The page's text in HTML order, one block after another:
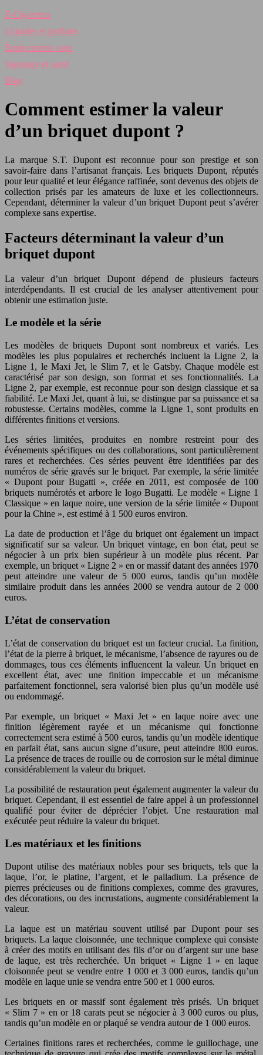
E-Cigarettes
Liquides et parfums
Équipements vape
Vapotage et santé
Blog
Comment estimer la valeur
d’un briquet dupont ?
La marque S.T. Dupont est reconnue pour son prestige et son
savoir-faire dans l’artisanat français. Les briquets Dupont, réputés
pour leur qualité et leur élégance raffinée, sont devenus des objets de
collection prisés par les amateurs de luxe et les collectionneurs.
Cependant, déterminer la valeur d’un briquet Dupont peut s’avérer
complexe sans expertise.
Facteurs déterminant la valeur d’un
briquet dupont
La valeur d’un briquet Dupont dépend de plusieurs facteurs
interdépendants. Il est crucial de les analyser attentivement pour
obtenir une estimation juste.
Le modèle et la série
Les modèles de briquets Dupont sont nombreux et variés. Les
modèles les plus populaires et recherchés incluent la Ligne 2, la
Ligne 1, le Maxi Jet, le Slim 7, et le Gatsby. Chaque modèle est
caractérisé par son design, son format et ses fonctionnalités. La
Ligne 2, par exemple, est reconnue pour son design classique et sa
fiabilité. Le Maxi Jet, quant à lui, se distingue par sa puissance et sa
robustesse. Certains modèles, comme la Ligne 1, sont produits en
différentes finitions et versions.
Les séries limitées, produites en nombre restreint pour des
événements spécifiques ou des collaborations, sont particulièrement
rares et recherchées. Ces séries peuvent être identifiées par des
numéros de série gravés sur le briquet. Par exemple, la série limitée
« Dupont pour Bugatti », créée en 2011, est composée de 100
briquets numérotés et arbore le logo Bugatti. Le modèle « Ligne 1
Classique » en laque noire, une version de la série limitée « Dupont
pour la Chine », est estimé à 1 500 euros environ.
La date de production et l’âge du briquet ont également un impact
significatif sur sa valeur. Un briquet vintage, en bon état, peut se
négocier à un prix bien supérieur à un modèle plus récent. Par
exemple, un briquet « Ligne 2 » en or massif datant des années 1970
peut atteindre une valeur de 5 000 euros, tandis qu’un modèle
similaire produit dans les années 2000 se vendra autour de 2 000
euros.
L’état de conservation
L’état de conservation du briquet est un facteur crucial. La finition,
l’état de la pierre à briquet, le mécanisme, l’absence de rayures ou de
dommages, tous ces éléments influencent la valeur. Un briquet en
excellent état, avec une finition impeccable et un mécanisme
parfaitement fonctionnel, sera valorisé bien plus qu’un modèle usé
ou endommagé.
Par exemple, un briquet « Maxi Jet » en laque noire avec une
finition légèrement rayée et un mécanisme qui fonctionne
correctement sera estimé à 500 euros, tandis qu’un modèle identique
en parfait état, sans aucun signe d’usure, peut atteindre 800 euros.
La présence de traces de rouille ou de corrosion sur le métal diminue
considérablement la valeur du briquet.
La possibilité de restauration peut également augmenter la valeur du
briquet. Cependant, il est essentiel de faire appel à un professionnel
qualifié pour éviter de déprécier l’objet. Une restauration mal
exécutée peut réduire la valeur du briquet.
Les matériaux et les finitions
Dupont utilise des matériaux nobles pour ses briquets, tels que la
laque, l’or, le platine, l’argent, et le palladium. La présence de
pierres précieuses ou de finitions complexes, comme des gravures,
des décorations, ou des incrustations, augmente considérablement la
valeur.
La laque est un matériau souvent utilisé par Dupont pour ses
briquets. La laque cloisonnée, une technique complexe qui consiste
à créer des motifs en utilisant des fils d’or ou d’argent sur une base
de laque, est très recherchée. Un briquet « Ligne 1 » en laque
cloisonnée peut se vendre entre 1 000 et 3 000 euros, tandis qu’un
modèle en laque unie se vendra entre 500 et 1 000 euros.
Les briquets en or massif sont également très prisés. Un briquet
« Slim 7 » en or 18 carats peut se négocier à 3 000 euros ou plus,
tandis qu’un modèle en or plaqué se vendra autour de 1 000 euros.
Certaines finitions rares et recherchées, comme le guillochage, une